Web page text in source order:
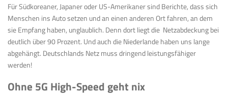
Für Südkoreaner, Japaner oder US-Amerikaner sind Berichte, dass sich
Menschen ins Auto setzen und an einen anderen Ort fahren, an dem
sie Empfang haben, unglaublich. Denn dort liegt die Netzabdeckung bei
deutlich über 90 Prozent. Und auch die Niederlande haben uns lange
abgehängt. Deutschlands Netz muss dringend leistungsfähiger
werden!
Ohne 5G High-Speed geht nix